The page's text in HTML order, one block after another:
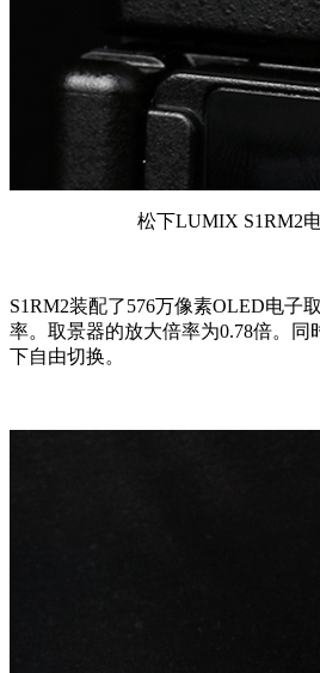
松下LUMIX S1RM2
S1RM2装配了576万像素OLED电子
率。取景器的放大倍率为0.78倍。同
下自由切换。